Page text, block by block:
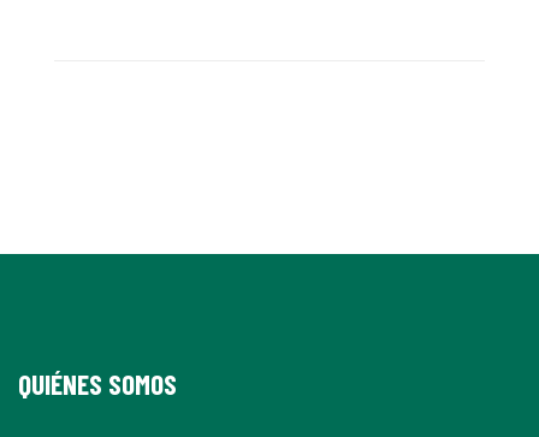
QUIÉNES SOMOS